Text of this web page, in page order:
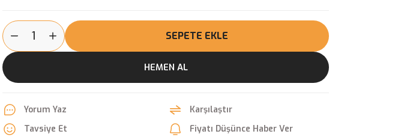
SEPETE EKLE
HEMEN AL
Yorum Yaz
Karşılaştır
Tavsiye Et
Fiyatı Düşünce Haber Ver